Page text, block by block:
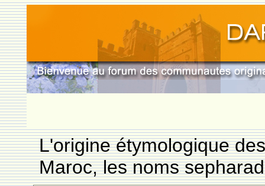
L'origine étymologique
Maroc, les noms